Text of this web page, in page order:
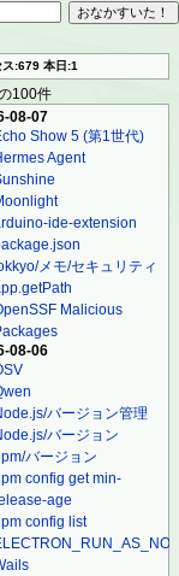
ス:679 本日:1
100件
08-07
Show 5 (第1世代)
Agent
ide-extension
メモ/セキュリティ
Malicious
08-06
バージョン管理
バージョン
バージョン
config get min-
age
config list